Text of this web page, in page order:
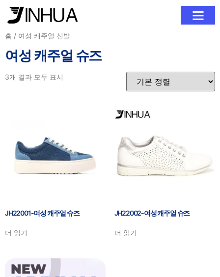
홈 / 여성 캐주얼 신발
여성 캐주얼 슈즈
3개 결과 모두 표시
JH22001-여성 캐주얼 슈즈
더 읽기
JH22002-여성 캐주얼 슈즈
더 읽기